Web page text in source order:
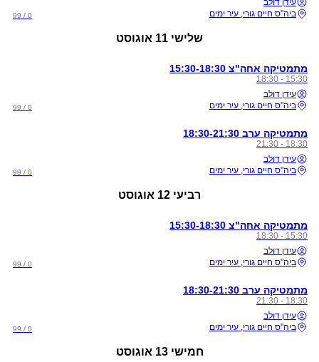
עידן דולב
ביה"ס חיים גורי, עיר ימים
0 / 99
שלישי 11 אוגוסט
מתמטיקה אחה"צ 15:30-18:30
15:30 - 18:30
עידן דולב
ביה"ס חיים גורי, עיר ימים
0 / 99
מתמטיקה ערב 18:30-21:30
18:30 - 21:30
עידן דולב
ביה"ס חיים גורי, עיר ימים
0 / 99
רביעי 12 אוגוסט
מתמטיקה אחה"צ 15:30-18:30
15:30 - 18:30
עידן דולב
ביה"ס חיים גורי, עיר ימים
0 / 99
מתמטיקה ערב 18:30-21:30
18:30 - 21:30
עידן דולב
ביה"ס חיים גורי, עיר ימים
0 / 99
חמישי 13 אוגוסט